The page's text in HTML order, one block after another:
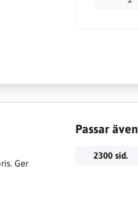
Ger
Passar även
2300 sid.